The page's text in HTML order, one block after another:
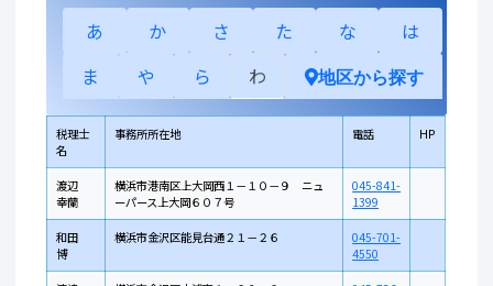
あ か さ た な
は
ま
や ら わ 地区から探す
税理士
名
事務所所在地 電話 HP
渡辺
幸蘭
横浜市港南区上大岡西１－１０－９ ニュ
ーパース上大岡６０７号
045-841-
1399
和田
博
横浜市金沢区能見台通２１－２６
045-701-
4550